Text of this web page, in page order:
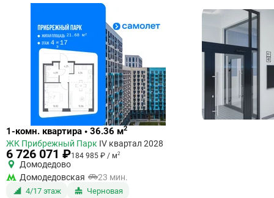
Ссылка
квартиру
1-комн. квартира • 36.36 м2
ЖК Прибрежный Парк IV квартал 2028
6 726 071 ₽184 985 ₽ / м2
Домодедово
Домодедовская
23 мин.
4/17 этаж
Черновая